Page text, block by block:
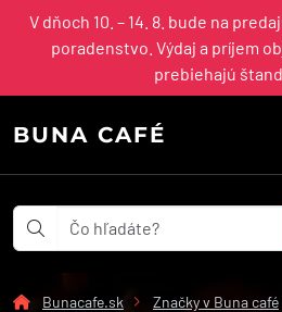
V dňoch 10. – 14. 8. bude na
poradenstvo. Výdaj a príjem
prebiehajú
BUNA CAFÉ
Bunacafe.sk Značky v Buna café